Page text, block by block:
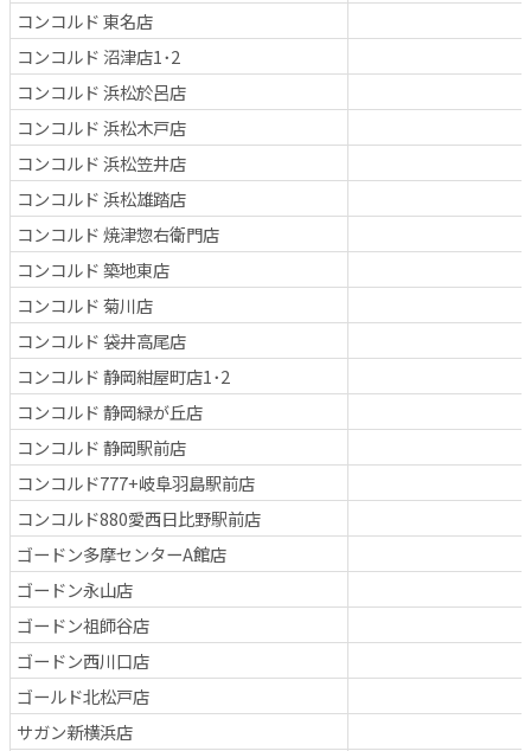
コンコルド 東名店
コンコルド 沼津店1･2
コンコルド 浜松於呂店
コンコルド 浜松木戸店
コンコルド 浜松笠井店
コンコルド 浜松雄踏店
コンコルド 焼津惣右衛門店
コンコルド 築地東店
コンコルド 菊川店
コンコルド 袋井高尾店
コンコルド 静岡紺屋町店1･2
コンコルド 静岡緑が丘店
コンコルド 静岡駅前店
コンコルド777+岐阜羽島駅前店
コンコルド880愛西日比野駅前店
ゴードン多摩センターA館店
ゴードン永山店
ゴードン祖師谷店
ゴードン西川口店
ゴールド北松戸店
サガン新横浜店